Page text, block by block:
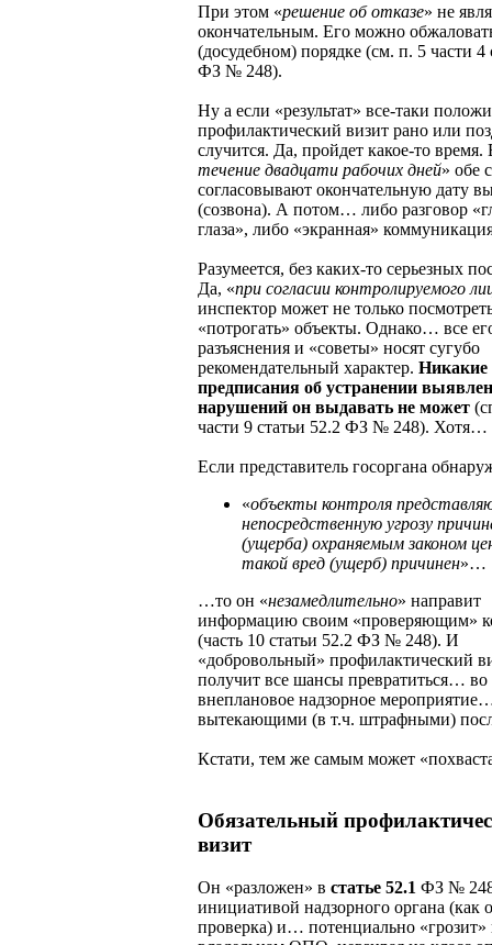
При этом «решение об отказе» не
окончательным. Его можно
(досудебном) порядке (см. п. 5 части 4
ФЗ № 248).
Ну а если «результат» все-таки
профилактический визит рано или
случится. Да, пройдет какое-то время.
течение двадцати рабочих дней» обе
согласовывают окончательную дату
(созвона). А потом… либо разговор
глаза», либо «экранная»
Разумеется, без каких-то серьезных
Да, «при согласии контролируемого
инспектор может не только
«потрогать» объекты. Однако… все
разъяснения и «советы» носят сугубо
рекомендательный характер. Никакие
предписания об устранении
нарушений он выдавать не может
части 9 статьи 52.2 ФЗ № 248). Хотя…
Если представитель госоргана
«объекты контроля
непосредственную угрозу
(ущерба) охраняемым законом
такой вред (ущерб) причинен»…
…то он «незамедлительно» направит
информацию своим «проверяющим»
(часть 10 статьи 52.2 ФЗ № 248). И
«добровольный» профилактический
получит все шансы превратиться… во
внеплановое надзорное
вытекающими (в т.ч. штрафными)
Кстати, тем же самым может
Обязательный
визит
Он «разложен» в статье 52.1 ФЗ №
инициативой надзорного органа (как
проверка) и… потенциально «грозит»